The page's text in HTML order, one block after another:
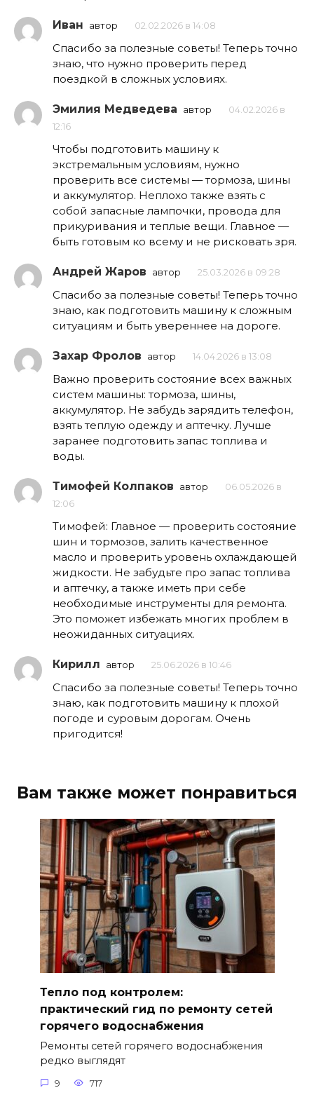
Иван автор 02.02.2026 в 14:08
Спасибо за полезные советы! Теперь точно
знаю, что нужно проверить перед
поездкой в сложных условиях.
Эмилия Медведева автор
04.02.2026 в
12:16
Чтобы подготовить машину к
экстремальным условиям, нужно
проверить все системы — тормоза, шины
и аккумулятор. Неплохо также взять с
собой запасные лампочки, провода для
прикуривания и теплые вещи. Главное —
быть готовым ко всему и не рисковать зря.
Андрей Жаров автор 25.03.2026 в 09:28
Спасибо за полезные советы! Теперь точно
знаю, как подготовить машину к сложным
ситуациям и быть увереннее на дороге.
Захар Фролов автор 14.04.2026 в 13:08
Важно проверить состояние всех важных
систем машины: тормоза, шины,
аккумулятор. Не забудь зарядить телефон,
взять теплую одежду и аптечку. Лучше
заранее подготовить запас топлива и
воды.
Тимофей Колпаков автор
06.05.2026 в
12:06
Тимофей: Главное — проверить состояние
шин и тормозов, залить качественное
масло и проверить уровень охлаждающей
жидкости. Не забудьте про запас топлива
и аптечку, а также иметь при себе
необходимые инструменты для ремонта.
Это поможет избежать многих проблем в
неожиданных ситуациях.
Кирилл автор 25.06.2026 в 10:46
Спасибо за полезные советы! Теперь точно
знаю, как подготовить машину к плохой
погоде и суровым дорогам. Очень
пригодится!
Вам также может понравиться
Тепло под контролем:
практический гид по ремонту сетей
горячего водоснабжения
Ремонты сетей горячего водоснабжения
редко выглядят
9 717